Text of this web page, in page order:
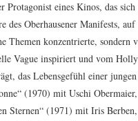
Protagonist eines Kinos, das
des Oberhausener Manifests, auf
Themen konzentrierte, sondern
Vague inspiriert und vom
das Lebensgefühl einer
(1970) mit Uschi
Sternen“ (1971) mit Iris